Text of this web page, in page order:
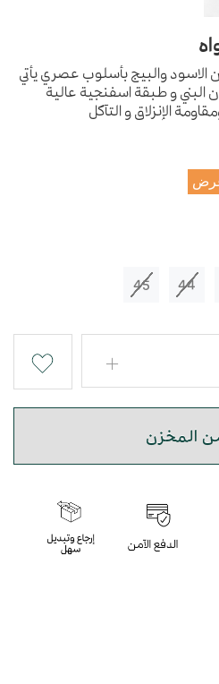
الاسود والبيج بأسلوب عصري يأتي
البني و طبقة اسفنجية عالية
الإنزلاق و التآكل
44
45
المخزن